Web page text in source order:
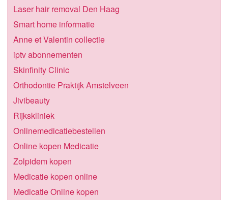
Laser hair removal Den Haag
Smart home informatie
Anne et Valentin collectie
iptv abonnementen
Skinfinity Clinic
Orthodontie Praktijk Amstelveen
Jivibeauty
Rijkskliniek
Onlinemedicatiebestellen
Online kopen Medicatie
Zolpidem kopen
Medicatie kopen online
Medicatie Online kopen